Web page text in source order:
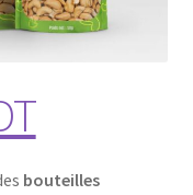
bouteilles